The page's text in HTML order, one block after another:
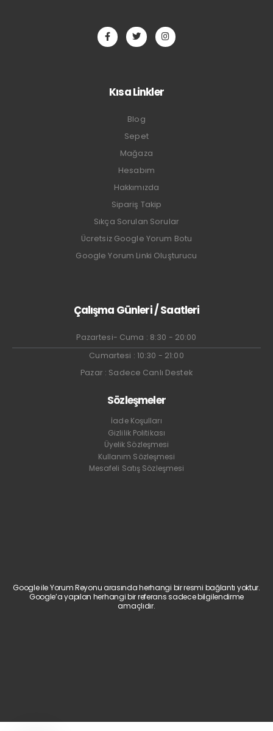
Kısa Linkler
Blog
Sepet
Mağaza
Hesabım
Hakkımızda
Sipariş Takip
Sıkça Sorulan Sorular
Ücretsiz Google Yorum Botu
Google Yorum Linki Oluşturucu
Çalışma Günleri / Saatleri
Pazartesi- Cuma : 8:30 - 20:00
Cumartesi : 10:30 - 21:00
Pazar : Sadece Canlı Destek
Sözleşmeler
İade Koşulları
Gizlilik Politikası
Üyelik Sözleşmesi
Kullanım Sözleşmesi
Mesafeli Satış Sözleşmesi
Google ile Yorum Reyonu arasında herhangi bir resmi bağlantı yoktur.
Google’a yapılan herhangi bir referans sadece bilgilendirme
amaçlıdır.